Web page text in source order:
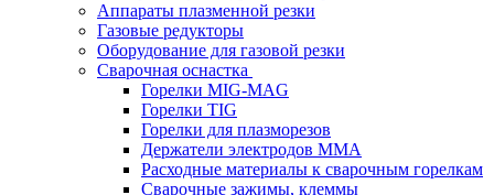
Аппараты плазменной резки
Газовые редукторы
Оборудование для газовой резки
Сварочная оснастка
Горелки MIG-MAG
Горелки TIG
Горелки для плазморезов
Держатели электродов ММА
Расходные материалы к сварочным горелкам
Сварочные зажимы, клеммы